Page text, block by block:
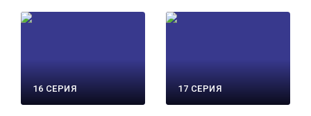
16 СЕРИЯ 17 СЕРИЯ